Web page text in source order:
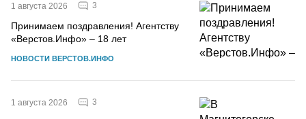
1 августа 2026 3
Принимаем поздравления! Агентству
«Верстов.Инфо» – 18 лет
НОВОСТИ ВЕРСТОВ.ИНФО
1 августа 2026 3